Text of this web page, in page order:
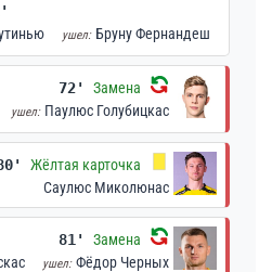
ушел: Бруну Фернандеш
72' Замена
ушел: Паулюс Голубицкас
Жёлтая карточка
Саулюс Миколюнас
81' Замена
ушел: Фёдор Черных